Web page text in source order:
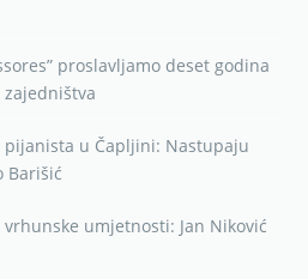
proslavljamo deset godina
u Čapljini: Nastupaju
Barišić
vrhunske umjetnosti: Jan Niković